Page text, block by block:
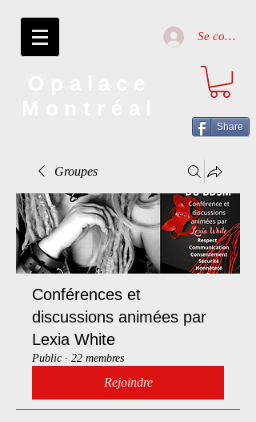
Se connecter
Share
Groupes
Conférences et
discussions animées par
Lexia White
Public · 22 membres
Rejoindre